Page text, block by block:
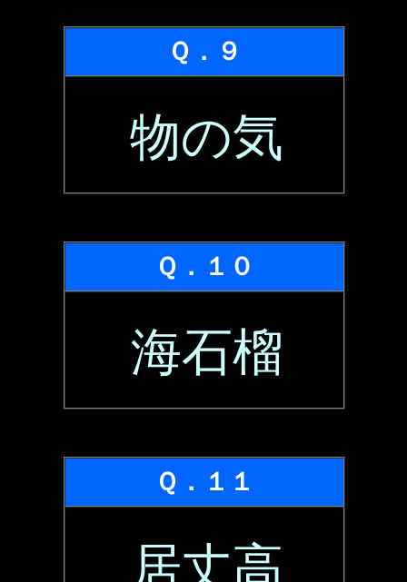
Ｑ．９
物の気
Ｑ．１０
海石榴
Ｑ．１１
居丈高